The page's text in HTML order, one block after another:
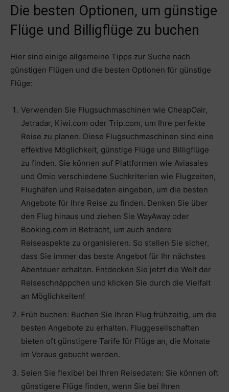
Die besten Optionen, um günstige
Flüge und Billigflüge zu buchen
Hier sind einige allgemeine Tipps zur Suche nach
günstigen Flügen und die besten Optionen für günstige
Flüge:
Verwenden Sie Flugsuchmaschinen wie CheapOair,
Jetradar, Kiwi.com oder Trip.com, um Ihre perfekte
Reise zu planen. Diese Flugsuchmaschinen sind eine
effektive Möglichkeit, günstige Flüge und Billigflüge
zu finden. Sie können auf Plattformen wie Aviasales
und Omio verschiedene Suchkriterien wie Flugzeiten,
Flughäfen und Reisedaten eingeben, um die besten
Angebote für Ihre Reise zu finden. Denken Sie über
den Flug hinaus und ziehen Sie WayAway oder
Booking.com in Betracht, um auch andere
Reiseaspekte zu organisieren. So stellen Sie sicher,
dass Sie immer das beste Angebot für Ihr nächstes
Abenteuer erhalten. Entdecken Sie jetzt die Welt der
Reiseschnäppchen und klicken Sie durch die Vielfalt
an Möglichkeiten!
Früh buchen: Buchen Sie Ihren Flug frühzeitig, um die
besten Angebote zu erhalten. Fluggesellschaften
bieten oft günstigere Tarife für Flüge an, die Monate
im Voraus gebucht werden.
Seien Sie flexibel bei Ihren Reisedaten: Sie können oft
günstigere Flüge finden, wenn Sie bei Ihren